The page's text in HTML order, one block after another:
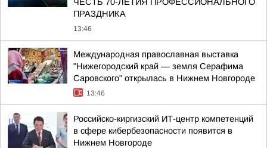
ПРАЗДНИКА
13:46
Международная православная выставка
"Нижегородский край — земля Серафима
Саровского" открылась в Нижнем Новгороде
13:46
Российско-киргизский ИТ-центр компетенций
в сфере кибербезопасности появится в
Нижнем Новгороде